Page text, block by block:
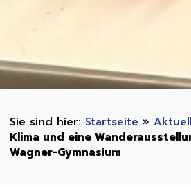
Startseite »
Klima und eine
Wagner-Gymnasium